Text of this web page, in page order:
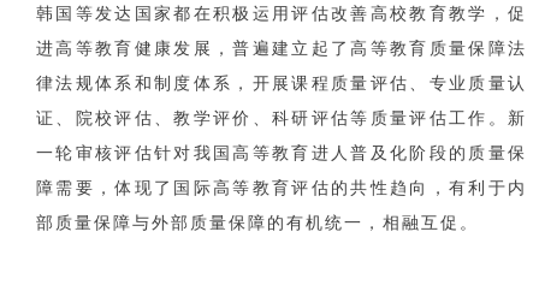
韩国等发达国家都在积极运用评估改善高校教育教学，促
进高等教育健康发展，普遍建立起了高等教育质量保障法
律法规体系和制度体系，开展课程质量评估、专业质量认
证、院校评估、教学评价、科研评估等质量评估工作。新
一轮审核评估针对我国高等教育进人普及化阶段的质量保
障需要，体现了国际高等教育评估的共性趋向，有利于内
部质量保障与外部质量保障的有机统一，相融互促。